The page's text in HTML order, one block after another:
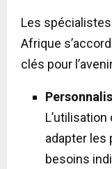
Les spécialistes
Afrique
clés pour
adapter les
besoins